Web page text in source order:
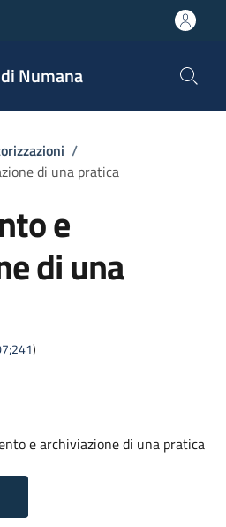
Numana
/
di una pratica
e
di una
)
e archiviazione di una pratica